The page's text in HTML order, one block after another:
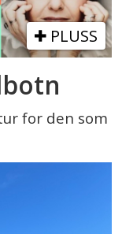
PLUSS
for den som